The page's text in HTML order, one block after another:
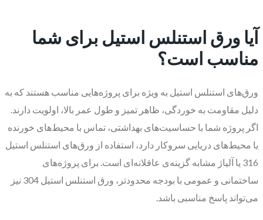
آیا ورق استنلس استیل برای شما
مناسب است؟
ورق‌های استنلس استیل به ویژه برای پروژه‌هایی مناسب هستند که به
دلیل مقاومت به خوردگی، ظاهر تمیز و طول عمر بالا، اولویت دارند.
اگر پروژه شما با حساسیت‌های بهداشتی، تماس با محیط‌های خورنده
یا محیط‌های دریایی سروکار دارد، استفاده از ورق‌های استنلس استیل
316 یا آلیاژ مشابه گزینه‌ی عاقلانه‌ای است. برای پروژه‌های
ساختمانی و عمومی با بودجه محدودتر، ورق استنلس استیل 304 نیز
می‌تواند پاسخ مناسبی باشد.